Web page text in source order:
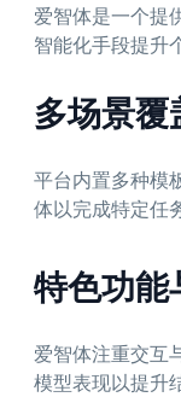
爱智体是一个提
智能化手段提升
多场景
平台内置多种模
体以完成特定任
特色功能
爱智体注重交互
模型表现以提升